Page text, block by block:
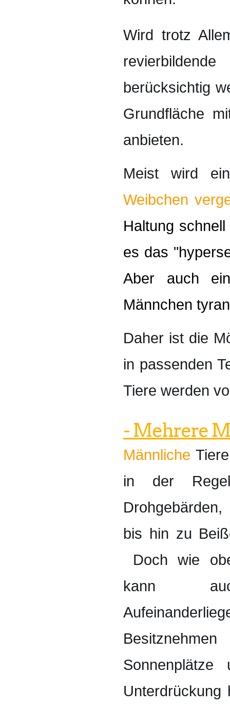
Wird trotz
berücksichtig
Grundfläche
anbieten.
Meist wird
Weibchen
Haltung
es das
Aber auch
Männchen
Daher ist die
in passenden
Tiere werden
- Mehrere
Männliche
in der
bis hin zu
Doch wie
kann